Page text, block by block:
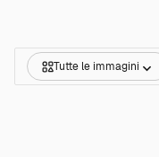
Tutte le immagini